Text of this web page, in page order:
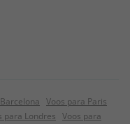
Voos para Paris
para Londres Voos para